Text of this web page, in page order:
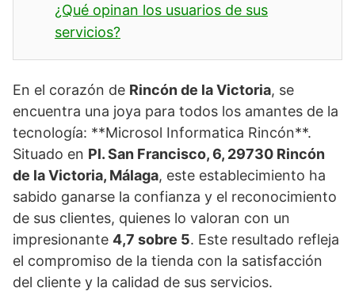
¿Qué opinan los usuarios de sus
servicios?
En el corazón de Rincón de la Victoria, se
encuentra una joya para todos los amantes de la
tecnología: **Microsol Informatica Rincón**.
Situado en Pl. San Francisco, 6, 29730 Rincón
de la Victoria, Málaga, este establecimiento ha
sabido ganarse la confianza y el reconocimiento
de sus clientes, quienes lo valoran con un
impresionante 4,7 sobre 5. Este resultado refleja
el compromiso de la tienda con la satisfacción
del cliente y la calidad de sus servicios.